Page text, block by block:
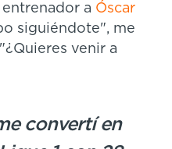
a Óscar
siguiéndote", me
venir a
convertí en